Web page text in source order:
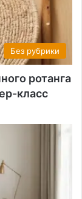
Без рубрики
ротанга
класс